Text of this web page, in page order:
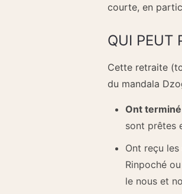
courte, en
QUI PEUT
Cette retraite
du mandala
Ont
sont prêtes
Ont reçu les
Rinpoché
le nous et